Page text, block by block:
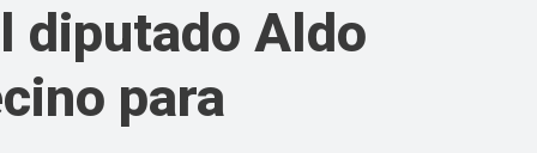
diputado Aldo
para